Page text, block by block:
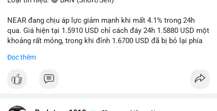
NEAR đang chịu áp lực giảm mạnh khi mất 4.1% trong 24h
qua. Giá hiện tại 1.5910 USD chỉ cách đáy 24h 1.5880 USD một
khoảng rất mỏng, trong khi đỉnh 1.6700 USD đã bị bỏ lại phía
kiểm soát hoàn toàn. Khối lượng giao dịch 10.29 triệu NEAR
tiếp diễn.
Đọc thêm